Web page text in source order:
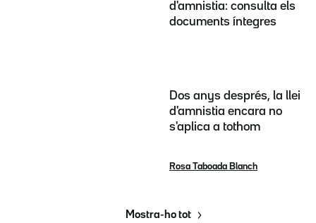
d'amnistia: consulta els
documents íntegres
Dos anys després, la llei
d'amnistia encara no
s'aplica a tothom
Rosa Taboada Blanch
Mostra-ho tot